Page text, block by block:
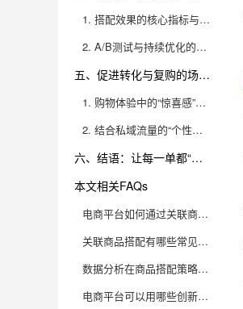
1. 搭配效果的核心指标与追踪
2. A/B测试与持续优化的落地方法
五、促进转化与复购的场景设计
1. 购物体验中的“惊喜感”与“便捷感”
2. 结合私域流量的“个性化套餐”
六、结语：让每一单都“多卖一点”
本文相关FAQs
电商平台如何通过关联商品搭配有效提升客单价？
关联商品搭配有哪些常见的失败误区？如何避免？
数据分析在商品搭配策略里有哪些具体应用？
电商平台可以用哪些创新方式实现一单多卖？